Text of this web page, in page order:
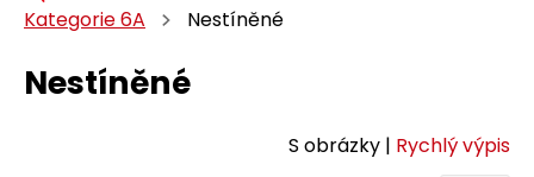
Kategorie 6A
Nestíněné
Nestíněné
S obrázky | Rychlý výpis